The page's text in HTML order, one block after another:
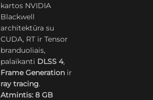
kartos NVIDIA
Blackwell
architektūra su
CUDA, RT ir Tensor
branduoliais,
palaikanti DLSS 4,
Frame Generation ir
ray tracing.
Atmintis: 8 GB